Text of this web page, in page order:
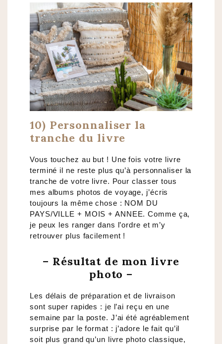
10) Personnaliser la
tranche du livre
Vous touchez au but ! Une fois votre livre
terminé il ne reste plus qu’à personnaliser la
tranche de votre livre. Pour classer tous
mes albums photos de voyage, j’écris
toujours la même chose : NOM DU
PAYS/VILLE + MOIS + ANNEE. Comme ça,
je peux les ranger dans l’ordre et m’y
retrouver plus facilement !
– Résultat de mon livre
photo –
Les délais de préparation et de livraison
sont super rapides : je l’ai reçu en une
semaine par la poste. J’ai été agréablement
surprise par le format : j’adore le fait qu’il
soit plus grand qu’un livre photo classique,